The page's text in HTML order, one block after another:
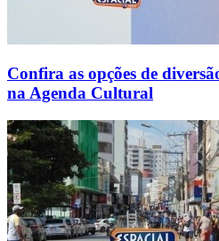
Confira as opções de
na Agenda Cultural